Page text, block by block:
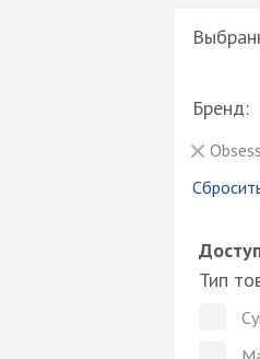
Бренд:
Тип